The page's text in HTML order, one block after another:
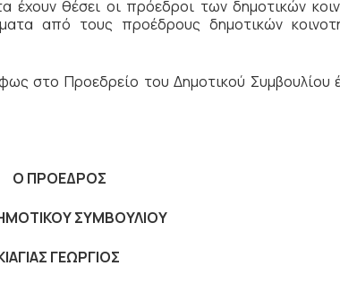
θέσει οι πρόεδροι των δημοτικών
από τους προέδρους δημοτικών
στο Προεδρείο του Δημοτικού Συμβουλίου
Ο ΠΡΟΕΔΡΟΣ
ΣΥΜΒΟΥΛΙΟΥ
ΓΕΩΡΓΙΟΣ